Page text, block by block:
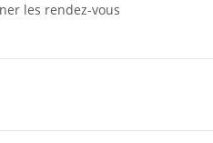
les rendez-vous